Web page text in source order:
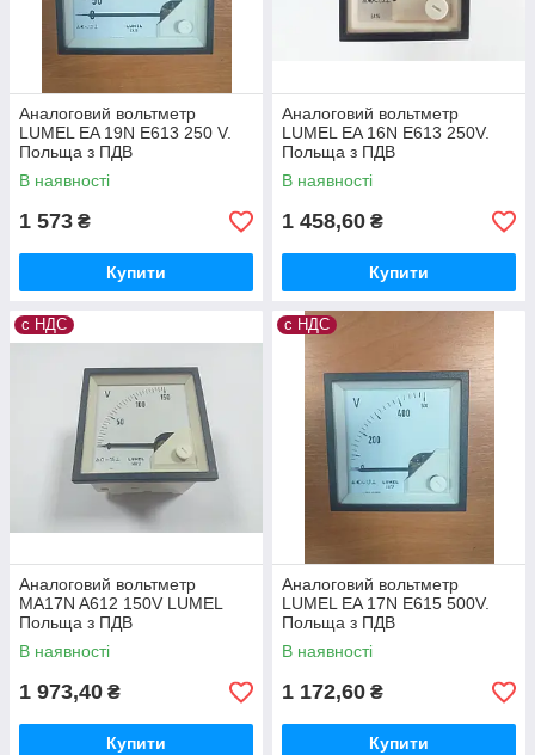
Аналоговий вольтметр
LUMEL EA 19N E613 250 V.
Польща з ПДВ
В наявності
1 573 ₴
Купити
Аналоговий вольтметр
LUMEL EA 16N E613 250V.
Польща з ПДВ
В наявності
1 458,60 ₴
Купити
с НДС
Аналоговий вольтметр
MA17N A612 150V LUMEL
Польща з ПДВ
В наявності
1 973,40 ₴
Купити
с НДС
Аналоговий вольтметр
LUMEL EA 17N E615 500V.
Польща з ПДВ
В наявності
1 172,60 ₴
Купити